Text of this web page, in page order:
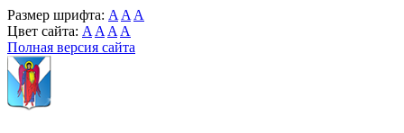
Размер шрифта: A A A
Цвет сайта: A A A A
Полная версия сайта